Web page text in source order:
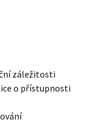
záležitosti
o přístupnosti